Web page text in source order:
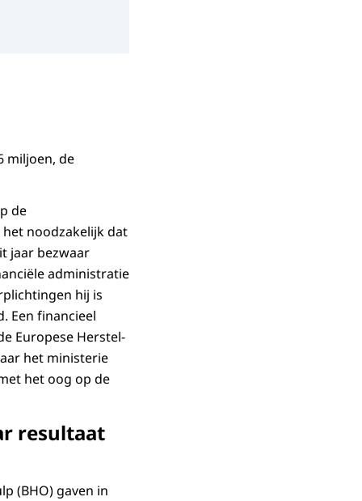
miljoen, de
de
het noodzakelijk dat
jaar bezwaar
administratie
hij is
Een financieel
Europese Herstel-
het ministerie
het oog op de
resultaat
(BHO) gaven in